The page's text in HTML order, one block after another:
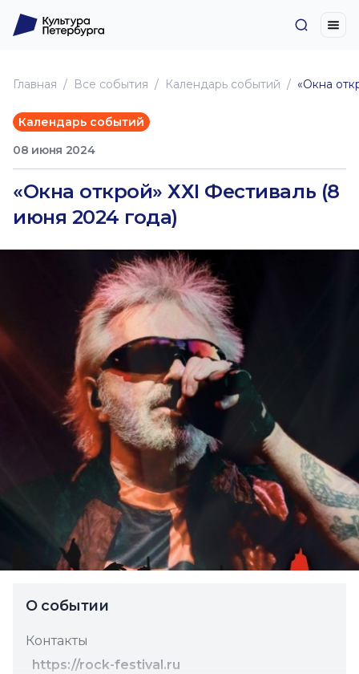
Главная Все события Календарь событий «Окна
Календарь событий
08 июня 2024
«Окна открой» ХХI Фестиваль (8
июня 2024 года)
О событии
Контакты
https://rock-festival.ru